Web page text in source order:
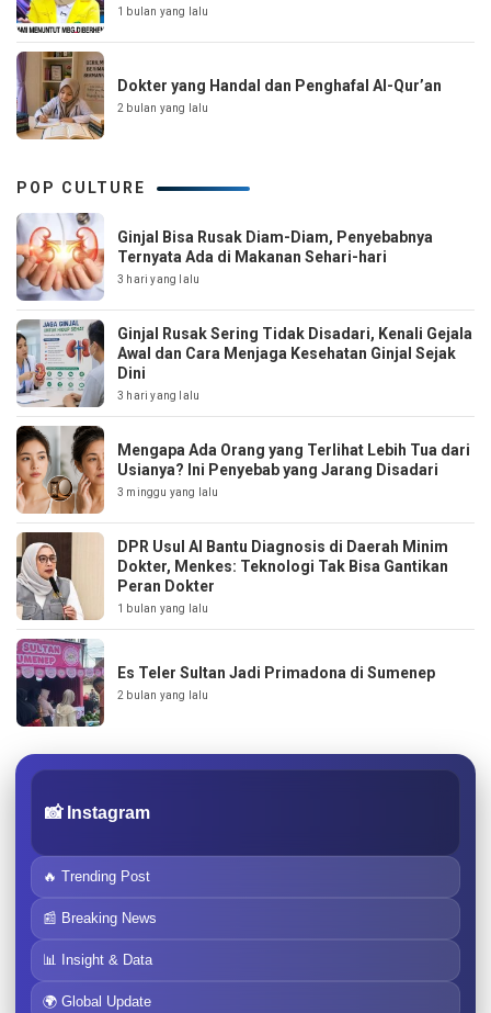
1 bulan yang lalu
Dokter yang Handal dan Penghafal Al-Qur’an
2 bulan yang lalu
POP CULTURE
Ginjal Bisa Rusak Diam-Diam, Penyebabnya
Ternyata Ada di Makanan Sehari-hari
3 hari yang lalu
Ginjal Rusak Sering Tidak Disadari, Kenali Gejala
Awal dan Cara Menjaga Kesehatan Ginjal Sejak
Dini
3 hari yang lalu
Mengapa Ada Orang yang Terlihat Lebih Tua dari
Usianya? Ini Penyebab yang Jarang Disadari
3 minggu yang lalu
DPR Usul AI Bantu Diagnosis di Daerah Minim
Dokter, Menkes: Teknologi Tak Bisa Gantikan
Peran Dokter
1 bulan yang lalu
Es Teler Sultan Jadi Primadona di Sumenep
2 bulan yang lalu
📸 Instagram
🔥 Trending Post
📰 Breaking News
📊 Insight & Data
🌍 Global Update